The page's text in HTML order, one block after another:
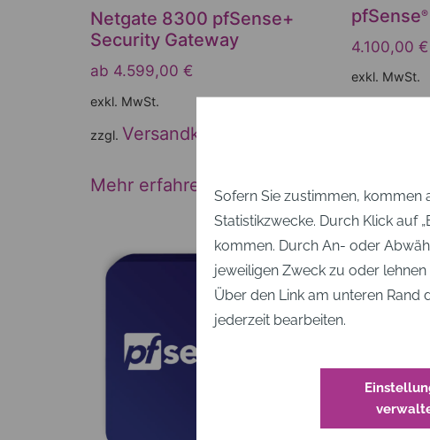
Sofern Sie zustimmen, kommen
Statistikzwecke. Durch Klick auf
kommen. Durch An- oder
jeweiligen Zweck zu oder lehnen
Über den Link am unteren Rand
jederzeit bearbeiten.
Netgate 8300 pfSense+
Security Gateway
ab 4.599,00 €
exkl. MwSt.
zzgl. Versandkosten
Mehr erfahren
pfSense®
4.100,00 €
exkl. MwSt.